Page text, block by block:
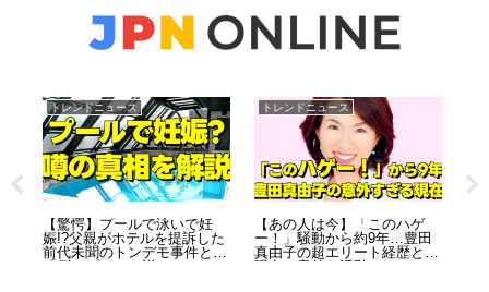
トレンドニュース
【驚愕】プールで泳いで妊
娠!?父親がホテルを提訴した
前代未聞のトンデモ事件と
トレンドニュース
【あの人は今】「このハゲ
ー！」騒動から約9年…豊田
真由子の超エリート経歴と、